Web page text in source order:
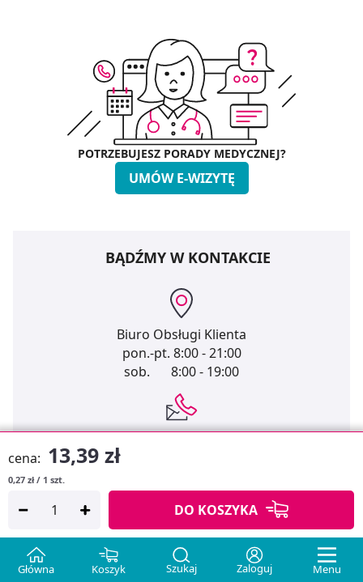
Główna Koszyk Szukaj Zaloguj Menu
cena: 13,39 zł
0,27 zł / 1 szt.
DO KOSZYKA
POTRZEBUJESZ PORADY MEDYCZNEJ?
UMÓW E-WIZYTĘ
BĄDŹMY W KONTAKCIE
Biuro Obsługi Klienta
pon.-pt. 8:00 - 21:00
sob.
8:00 - 19:00
32 744 35 62
MEDICARE.PL